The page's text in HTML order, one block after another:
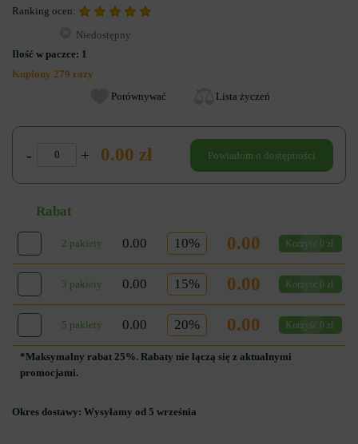
Ranking ocen:
Niedostępny
Ilość w paczce: 1
Kupiony 279 razy
Porównywać
Lista życzeń
- + 0.00 zł Powiadom o dostępności
Rabat
2 pakiety 0.00 10% 0.00 Korzyść 0 zł.
3 pakiety 0.00 15% 0.00 Korzyść 0 zł.
5 pakiety 0.00 20% 0.00 Korzyść 0 zł.
*Maksymalny rabat 25%. Rabaty nie łączą się z aktualnymi
promocjami.
Okres dostawy: Wysyłamy od 5 września